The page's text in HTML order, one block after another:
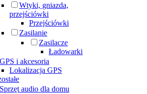
Wtyki, gniazda,
przejściówki
Przejściówki
Zasilanie
Zasilacze
Ładowarki
GPS i akcesoria
Lokalizacja GPS
Sprzęt audio dla domu